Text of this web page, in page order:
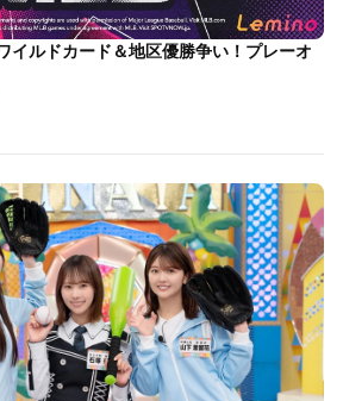
イルドカード＆地区優勝争い！プレーオ